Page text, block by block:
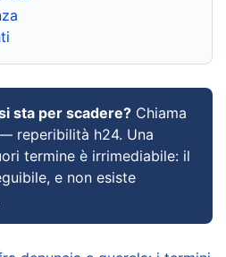
sta per scadere? Chiama
reperibilità h24. Una
termine è irrimediabile: il
e non esiste